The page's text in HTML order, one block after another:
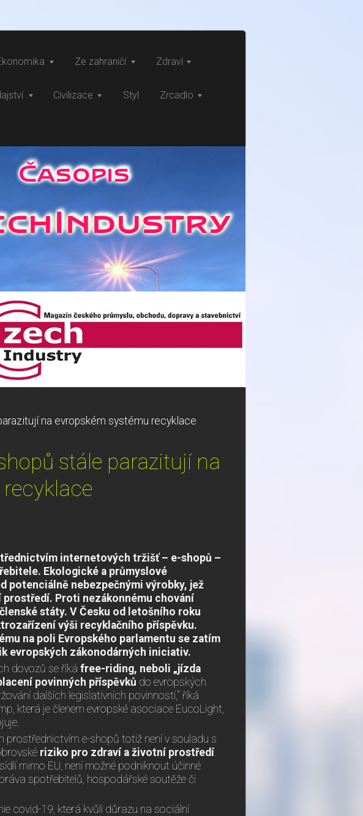
Ze zahraničí Zdraví
Civilizace Styl Zrcadlo
na evropském systému recyklace
stále parazitují na
internetových tržišť – e-shopů –
Ekologické a průmyslové
potenciálně nebezpečnými výrobky, jež
Proti nezákonnému chování
státy. V Česku od letošního roku
výši recyklačního příspěvku.
na poli Evropského parlamentu se zatím
evropských zákonodárných iniciativ.
dovozů se říká free-riding, neboli „jízda
povinných příspěvků do evropských
dalších legislativních povinností,“ říká
která je členem evropské asociace EucoLight,
prostřednictvím e-shopů totiž není v souladu s
riziko pro zdraví a životní prostředí.
mimo EU, není možné podniknout účinné
spotřebitelů, hospodářské soutěže či
covid-19, která kvůli důrazu na sociální